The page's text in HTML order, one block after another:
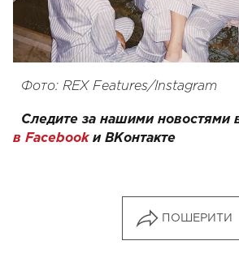
Фото: REX Features/Instagram
Следите за нашими новостями
в Facebookи ВКонтакте
ПОШЕРИТИ